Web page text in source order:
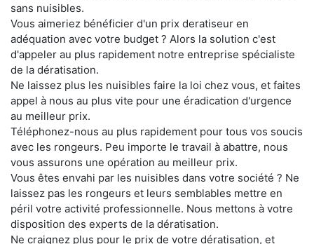
sans nuisibles.
Vous aimeriez bénéficier d'un prix deratiseur en
adéquation avec votre budget ? Alors la solution c'est
d'appeler au plus rapidement notre entreprise spécialiste
de la dératisation.
Ne laissez plus les nuisibles faire la loi chez vous, et faites
appel à nous au plus vite pour une éradication d'urgence
au meilleur prix.
Téléphonez-nous au plus rapidement pour tous vos soucis
avec les rongeurs. Peu importe le travail à abattre, nous
vous assurons une opération au meilleur prix.
Vous êtes envahi par les nuisibles dans votre société ? Ne
laissez pas les rongeurs et leurs semblables mettre en
péril votre activité professionnelle. Nous mettons à votre
disposition des experts de la dératisation.
Ne craignez plus pour le prix de votre dératisation, et